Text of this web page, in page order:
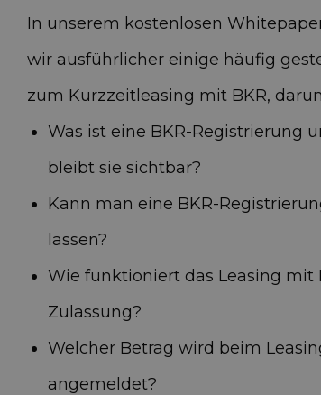
In unserem kostenlosen
wir ausführlicher einige häufig
zum Kurzzeitleasing mit BKR,
Was ist eine BKR-Registrierung
bleibt sie sichtbar?
Kann man eine BKR-
lassen?
Wie funktioniert das Leasing mit
Zulassung?
Welcher Betrag wird beim
angemeldet?